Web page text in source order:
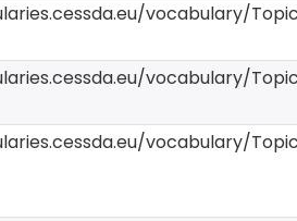
vocabulary/
vocabulary/
vocabulary/